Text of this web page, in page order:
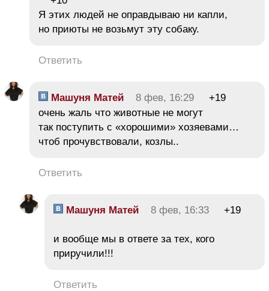
Я этих людей не оправдываю ни капли,
но приюты не возьмут эту собаку.
Ответить
Машуня Матей 8 фев, 16:29
+19
очень жаль что животные не могут
так поступить с «хорошими» хозяевами…
чтоб прочувствовали, козлы..
Ответить
Машуня Матей 8 фев, 16:33 +19
и вообще мы в ответе за тех, кого
приручили!!!
Ответить